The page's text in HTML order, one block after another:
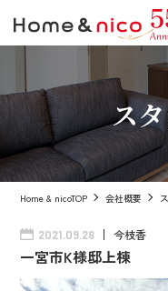
ス
Home & nicoTOP 会社概要
2021.09.28 今枝香
一宮市K様邸上棟